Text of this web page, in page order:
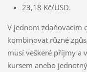
23,18 Kč/USD.
V jednom zdaňovacím
kombinovat různé
musí veškeré příjmy a
kursem anebo